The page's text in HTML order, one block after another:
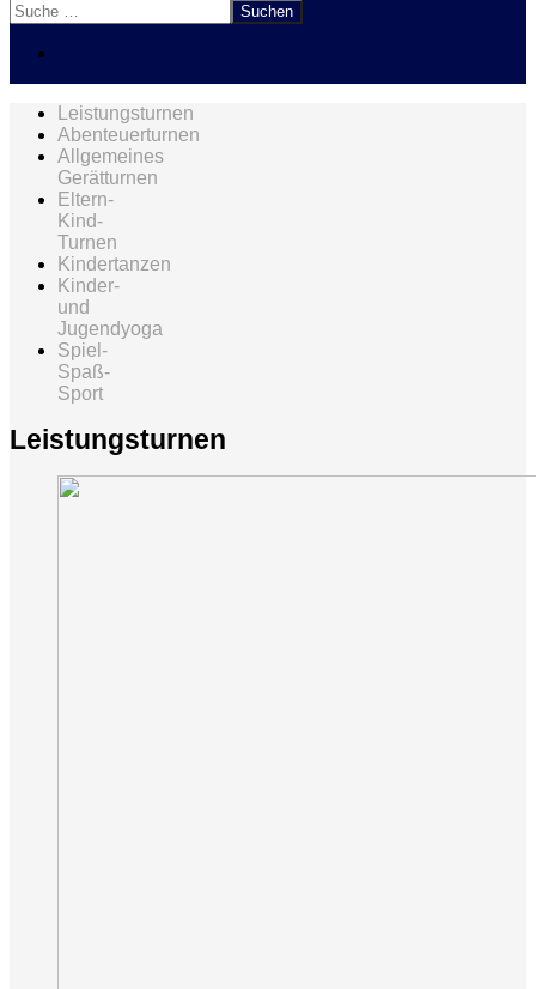
Suchen
Leistungsturnen
Abenteuerturnen
Allgemeines
Gerätturnen
Eltern-
Kind-
Turnen
Kindertanzen
Kinder-
und
Jugendyoga
Spiel-
Spaß-
Sport
Leistungsturnen